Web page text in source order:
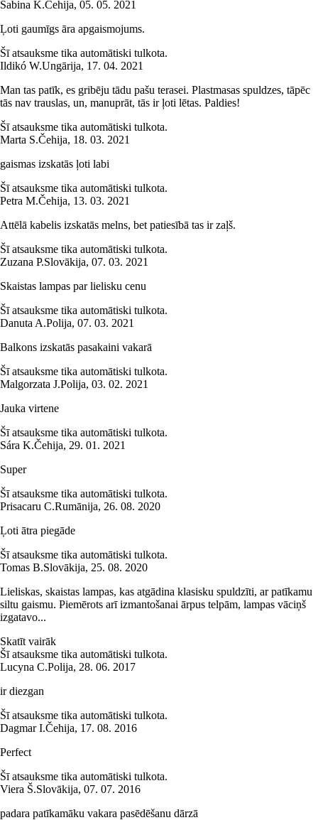
Sabina K.Čehija, 05. 05. 2021
Ļoti gaumīgs āra apgaismojums.
Šī atsauksme tika automātiski tulkota.
Ildikó W.Ungārija, 17. 04. 2021
Man tas patīk, es gribēju tādu pašu terasei. Plastmasas spuldzes, tāpēc
tās nav trauslas, un, manuprāt, tās ir ļoti lētas. Paldies!
Šī atsauksme tika automātiski tulkota.
Marta S.Čehija, 18. 03. 2021
gaismas izskatās ļoti labi
Šī atsauksme tika automātiski tulkota.
Petra M.Čehija, 13. 03. 2021
Attēlā kabelis izskatās melns, bet patiesībā tas ir zaļš.
Šī atsauksme tika automātiski tulkota.
Zuzana P.Slovākija, 07. 03. 2021
Skaistas lampas par lielisku cenu
Šī atsauksme tika automātiski tulkota.
Danuta A.Polija, 07. 03. 2021
Balkons izskatās pasakaini vakarā
Šī atsauksme tika automātiski tulkota.
Malgorzata J.Polija, 03. 02. 2021
Jauka virtene
Šī atsauksme tika automātiski tulkota.
Sára K.Čehija, 29. 01. 2021
Super
Šī atsauksme tika automātiski tulkota.
Prisacaru C.Rumānija, 26. 08. 2020
Ļoti ātra piegāde
Šī atsauksme tika automātiski tulkota.
Tomas B.Slovākija, 25. 08. 2020
Lieliskas, skaistas lampas, kas atgādina klasisku spuldzīti, ar patīkamu
siltu gaismu. Piemērots arī izmantošanai ārpus telpām, lampas vāciņš
izgatavo...
Skatīt vairāk
Šī atsauksme tika automātiski tulkota.
Lucyna C.Polija, 28. 06. 2017
ir diezgan
Šī atsauksme tika automātiski tulkota.
Dagmar I.Čehija, 17. 08. 2016
Perfect
Šī atsauksme tika automātiski tulkota.
Viera Š.Slovākija, 07. 07. 2016
padara patīkamāku vakara pasēdēšanu dārzā